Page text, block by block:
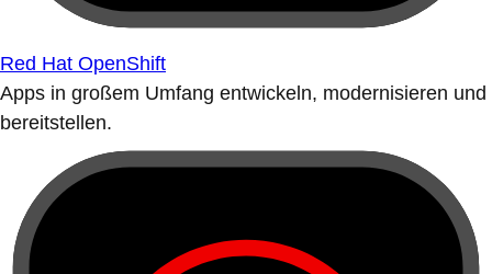
Red Hat OpenShift
Apps in großem Umfang entwickeln, modernisieren und
bereitstellen.